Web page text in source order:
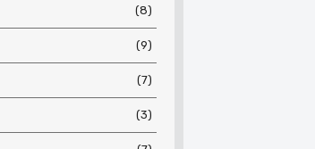
(8)
(9)
(7)
(3)